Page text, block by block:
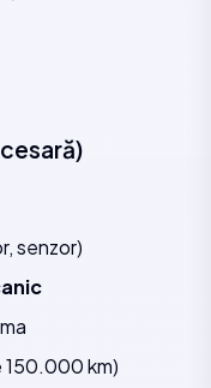
senzor)
km)